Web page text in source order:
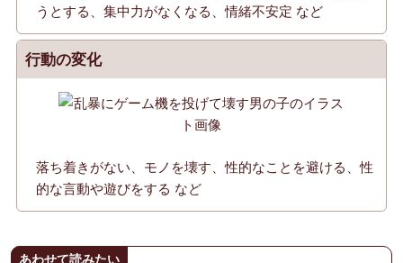
うとする、集中力がなくなる、情緒不安定 など
行動の変化
落ち着きがない、モノを壊す、性的なことを避ける、性
的な言動や遊びをする など
あわせて読みたい